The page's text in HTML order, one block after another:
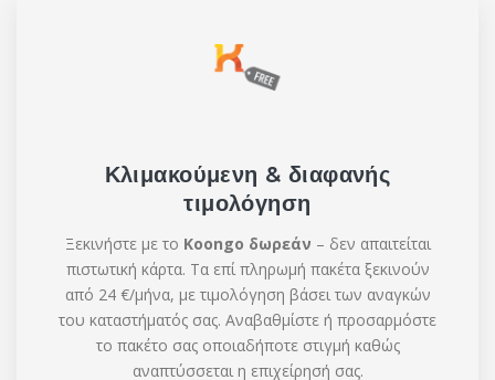
Κλιμακούμενη & διαφανής
τιμολόγηση
Ξεκινήστε με το Koongo δωρεάν – δεν απαιτείται
πιστωτική κάρτα. Τα επί πληρωμή πακέτα ξεκινούν
από 24 €/μήνα, με τιμολόγηση βάσει των αναγκών
του καταστήματός σας. Αναβαθμίστε ή προσαρμόστε
το πακέτο σας οποιαδήποτε στιγμή καθώς
αναπτύσσεται η επιχείρησή σας.